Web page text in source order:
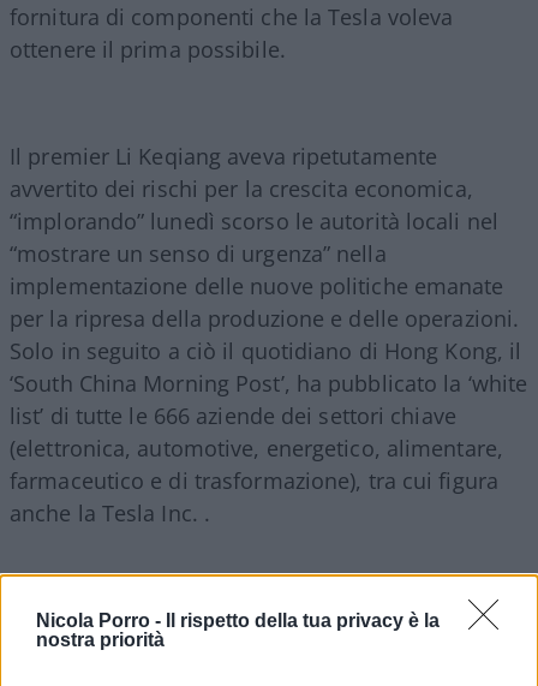
Nicola Porro -
Il rispetto della tua privacy è la
nostra priorità
fornitura di componenti che la Tesla voleva
ottenere il prima possibile.
Il premier Li Keqiang aveva ripetutamente
avvertito dei rischi per la crescita economica,
“implorando” lunedì scorso le autorità locali nel
“mostrare un senso di urgenza” nella
implementazione delle nuove politiche emanate
per la ripresa della produzione e delle operazioni.
Solo in seguito a ciò il quotidiano di Hong Kong, il
‘South China Morning Post’, ha pubblicato la ‘white
list’ di tutte le 666 aziende dei settori chiave
(elettronica, automotive, energetico, alimentare,
farmaceutico e di trasformazione), tra cui figura
anche la Tesla Inc. .
Queste “condizioni di favore” entreranno in vigore
solo per tutte quelle aziende valutate come
“strategicamente importanti per l’economia e la